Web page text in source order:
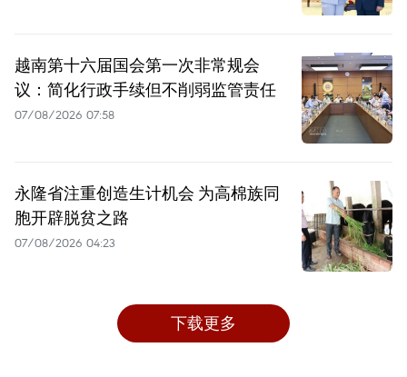
越南第十六届国会第一次非常规会
议：简化行政手续但不削弱监管责任
07/08/2026 07:58
永隆省注重创造生计机会 为高棉族同
胞开辟脱贫之路
07/08/2026 04:23
下载更多